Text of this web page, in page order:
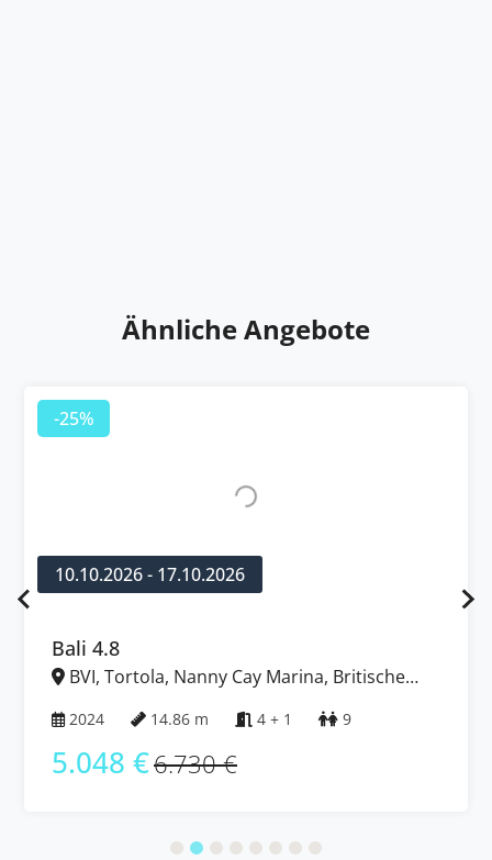
Ähnliche Angebote
-25%
10.10.2026 - 17.10.2026
Bali 4.8
BVI, Tortola, Nanny Cay Marina, Britische
2024 14.86 m 4 + 1 9
5.048 €6.730 €